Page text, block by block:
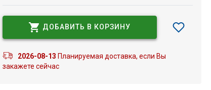
ДОБАВИТЬ В КОРЗИНУ
2026-08-13 Планируемая доставка, если Вы
закажете сейчас